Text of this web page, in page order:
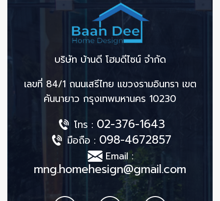
บริษัท บ้านดี โฮมดีไซน์ จำกัด
เลขที่ 84/1 ถนนเสรีไทย แขวงรามอินทรา เขต
คันนายาว กรุงเทพมหานคร 10230
โทร : 02-376-1643
มือถือ : 098-4672857
Email :
mng.homehesign@gmail.com